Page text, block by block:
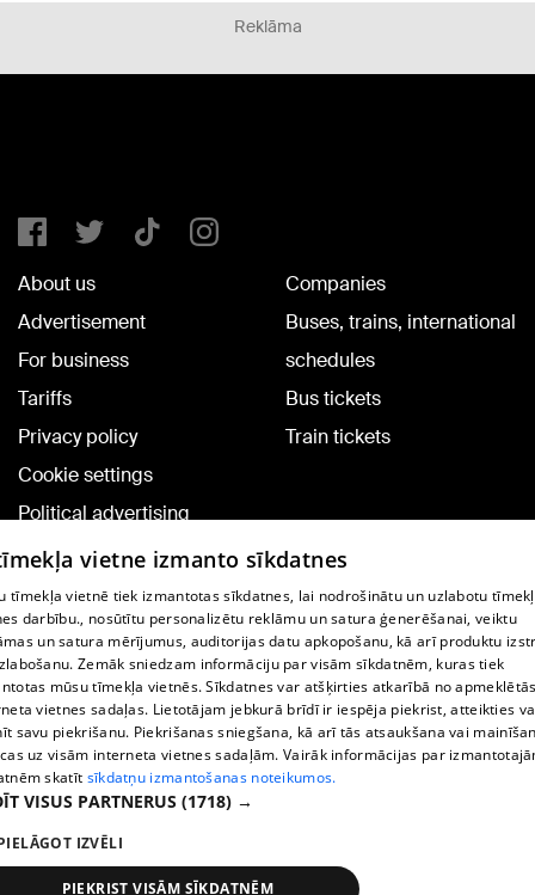
Reklāma
About us
Advertisement
For business
Tariffs
Privacy policy
Cookie settings
Political advertising
Cookie policy
Commenting terms
Companies
Buses, trains, international
schedules
Bus tickets
Train tickets
TV program
Contract rules
360 Ziņu kontakti
Helio Media
Vortal assistance service: e-mail -
All rights reserved.
vietne izmanto sīkdatnes
tīmekļa vietnē tiek izmantotas sīkdatnes, lai nodrošinātu un uzlabotu
darbību., nosūtītu personalizētu reklāmu un satura ģenerēšanai, veiktu
un satura mērījumus, auditorijas datu apkopošanu, kā arī produktu
Zemāk sniedzam informāciju par visām sīkdatnēm, kuras tiek
mūsu tīmekļa vietnēs. Sīkdatnes var atšķirties atkarībā no
vietnes sadaļas. Lietotājam jebkurā brīdī ir iespēja piekrist, atteikties
savu piekrišanu. Piekrišanas sniegšana, kā arī tās atsaukšana vai
uz visām interneta vietnes sadaļām. Vairāk informācijas par
skatīt sīkdatņu izmantošanas noteikumos.
VISUS PARTNERUS (1718) →
IZVĒLI
PIEKRIST VISĀM SĪKDATNĒM